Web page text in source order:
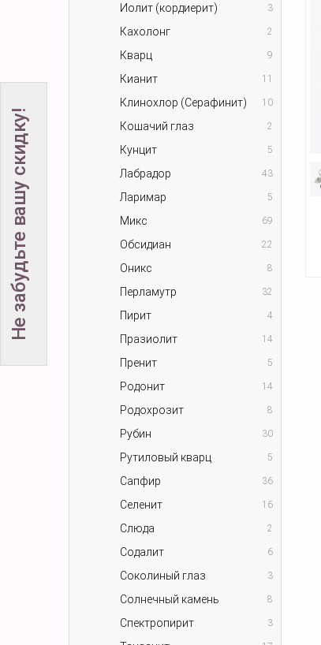
Иолит (кордиерит) 3
Кахолонг 2
Кварц 9
Кианит 11
Клинохлор (Серафинит) 10
Кошачий глаз 2
Кунцит 5
Лабрадор 43
Ларимар 5
Микс 69
Обсидиан 22
Оникс 8
Перламутр 32
Пирит 4
Празиолит 14
Пренит 5
Родонит 14
Родохрозит 8
Рубин 30
Рутиловый кварц 5
Сапфир 36
Селенит 16
Слюда 2
Содалит 6
Соколиный глаз 3
Солнечный камень 8
Спектропирит 3
Не забудьте вашу скидку!